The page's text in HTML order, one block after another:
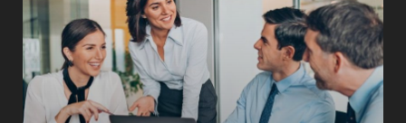
GÉO SEO : UN LEVIER INCONTOURNABLE POUR
LA VISIBILITÉ LOCALE